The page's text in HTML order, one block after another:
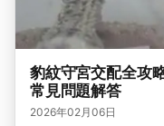
豹紋守宮交配全攻
常見問題解答
2026年02月06日